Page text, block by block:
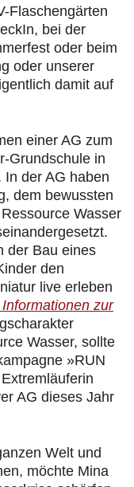
Flaschengärten
bei der
oder beim
oder unserer
damit auf
einer AG zum
Grundschule in
der AG haben
dem bewussten
Wasser
der Bau eines
den
live erleben
zur
Wasser, sollte
»RUN
AG dieses Jahr
Welt und
möchte Mina